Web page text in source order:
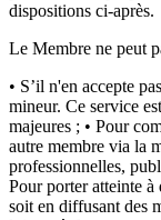
dispositions ci-après.
Le Membre ne peut
• S’il n'en accepte
mineur. Ce service
majeures ; • Pour
autre membre via la
professionnelles,
Pour porter atteinte à
soit en diffusant des